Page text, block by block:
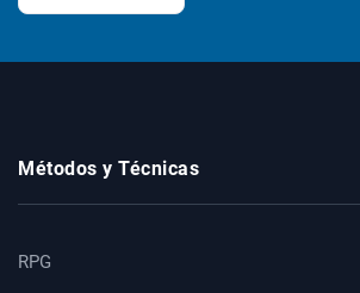
Métodos y Técnicas
RPG